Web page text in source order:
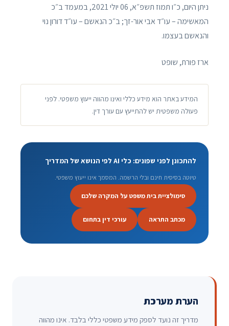
ניתן היום, כ״ו תמוז תשפ״א, 06 יולי 2021, במעמד ב״כ
המאשימה – עו״ד אבי אור-זך; ב״כ הנאשם – עו״ד דורון נוי
והנאשם בעצמו.
ארז פורת, שופט
המידע באתר הוא מידע כללי ואינו מהווה ייעוץ משפטי. לפני
פעולה משפטית יש להתייעץ עם עורך דין.
להתכונן לפני שפונים: כלי AI לפי הנושא של המדריך
טיוטה בסיסית חינם ובלי הרשמה. המסמך אינו ייעוץ משפטי.
סימולציית בית משפט על המקרה שלכם
מכתב התראה עורכי דין בתחום
הערת מערכת
מדריך זה נועד לספק מידע משפטי כללי בלבד. אינו מהווה